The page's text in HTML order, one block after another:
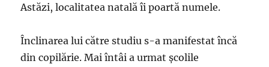
Astăzi, localitatea natală îi poartă numele.
Înclinarea lui către studiu s-a manifestat încă
din copilărie. Mai întâi a urmat școlile